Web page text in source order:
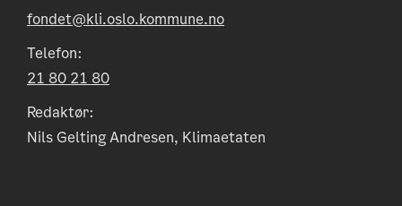
fondet@kli.oslo.kommune.no
Telefon:
21 80 21 80
Redaktør:
Nils Gelting Andresen, Klimaetaten